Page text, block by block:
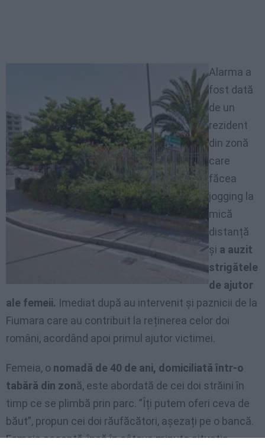
Alarma a
fost dată
de un
rezident
din zonă
care
făcea
jogging la
mică
distanță
și a auzit
strigătele
de ajutor
ale femeii. Imediat după au intervenit și paznicii de la
Fiumara care au contribuit la reținerea celor doi
români, acordând apoi primul ajutor victimei.
Femeia, o nomadă de 40 de ani, domiciliată într-o
tabără din zonă, este abordată de cei doi străini în
timp ce se plimbă prin parc. ”Îți putem oferi ceva de
băut”, propun cei doi răufăcători, așezați pe o bancă.
Femeia acceptă, însă în câteva minute situația